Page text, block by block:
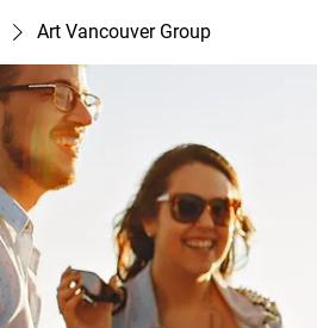
Art Vancouver Group